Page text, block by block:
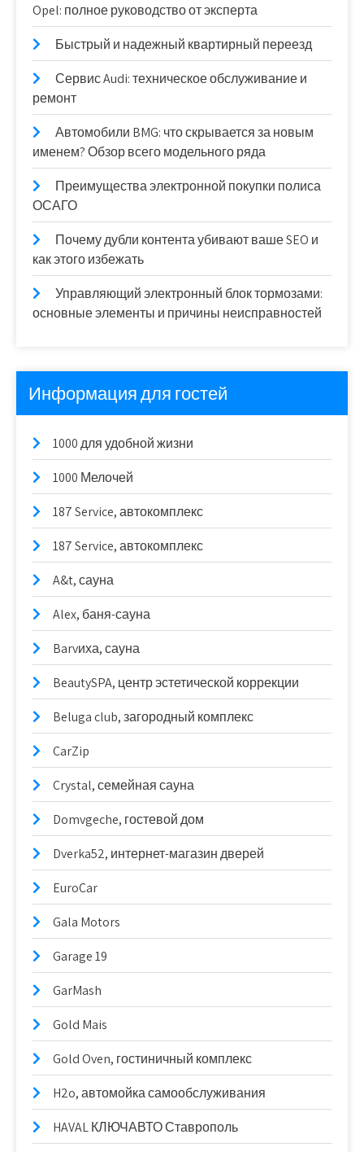
Opel: полное руководство от эксперта
Быстрый и надежный квартирный переезд
Сервис Audi: техническое обслуживание и
ремонт
Автомобили BMG: что скрывается за новым
именем? Обзор всего модельного ряда
Преимущества электронной покупки полиса
ОСАГО
Почему дубли контента убивают ваше SEO и
как этого избежать
Управляющий электронный блок тормозами:
основные элементы и причины неисправностей
Информация для гостей
1000 для удобной жизни
1000 Мелочей
187 Service, автокомплекс
187 Service, автокомплекс
A&t, сауна
Alex, баня-сауна
Barvиха, сауна
BeautySPA, центр эстетической коррекции
Beluga club, загородный комплекс
CarZip
Crystal, семейная сауна
Domvgeche, гостевой дом
Dverka52, интернет-магазин дверей
EuroCar
Gala Motors
Garage 19
GarMash
Gold Mais
Gold Oven, гостиничный комплекс
H2o, автомойка самообслуживания
HAVAL КЛЮЧАВТО Ставрополь